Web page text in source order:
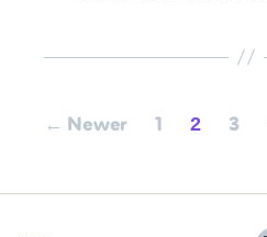
Posts
← Newer 1 2 3